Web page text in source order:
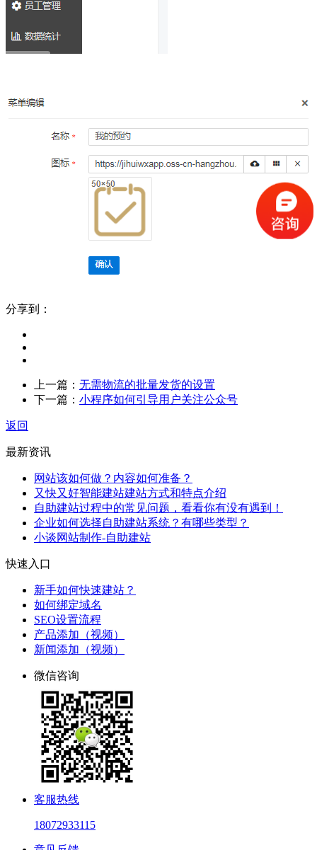
分享到：
上一篇： 无需物流的批量发货的设置
下一篇： 小程序如何引导用户关注公众号
返回
最新资讯
网站该如何做？内容如何准备？
又快又好智能建站建站方式和特点介绍
自助建站过程中的常见问题，看看你有没有遇到！
企业如何选择自助建站系统？有哪些类型？
小谈网站制作-自助建站
快速入口
新手如何快速建站？
如何绑定域名
SEO设置流程
产品添加（视频）
新闻添加（视频）
微信咨询
客服热线
18072933115